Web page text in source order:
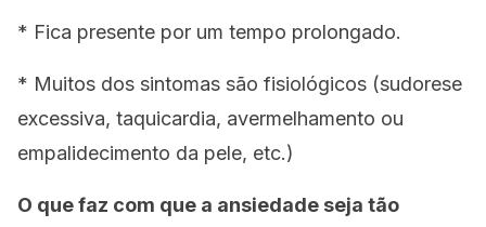
* Fica presente por um tempo prolongado.
* Muitos dos sintomas são fisiológicos (sudorese
excessiva, taquicardia, avermelhamento ou
empalidecimento da pele, etc.)
O que faz com que a ansiedade seja tão